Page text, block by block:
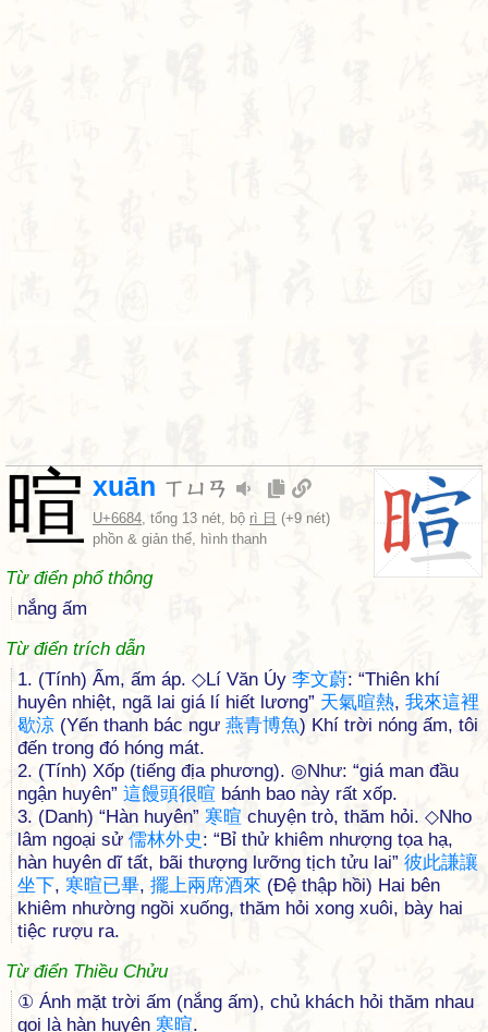
暄 xuān ㄒㄩㄢ
U+6684, tổng 13 nét, bộ rì 日 (+9 nét)
phồn & giản thể, hình thanh
Từ điển phổ thông
nắng ấm
Từ điển trích dẫn
1. (Tính) Ấm, ấm áp. ◇Lí Văn Úy 李文蔚: “Thiên khí
huyên nhiệt, ngã lai giá lí hiết lương” 天氣暄熱, 我來這裡
歇涼 (Yến thanh bác ngư 燕青博魚) Khí trời nóng ấm, tôi
đến trong đó hóng mát.
2. (Tính) Xốp (tiếng địa phương). ◎Như: “giá man đầu
ngận huyên” 這饅頭很暄 bánh bao này rất xốp.
3. (Danh) “Hàn huyên” 寒暄 chuyện trò, thăm hỏi. ◇Nho
lâm ngoại sử 儒林外史: “Bỉ thử khiêm nhượng tọa hạ,
hàn huyên dĩ tất, bãi thượng lưỡng tịch tửu lai” 彼此謙讓
坐下, 寒暄已畢, 擺上兩席酒來 (Đệ thập hồi) Hai bên
khiêm nhường ngồi xuống, thăm hỏi xong xuôi, bày hai
tiệc rượu ra.
Từ điển Thiều Chửu
① Ánh mặt trời ấm (nắng ấm), chủ khách hỏi thăm nhau
gọi là hàn huyên 寒暄.